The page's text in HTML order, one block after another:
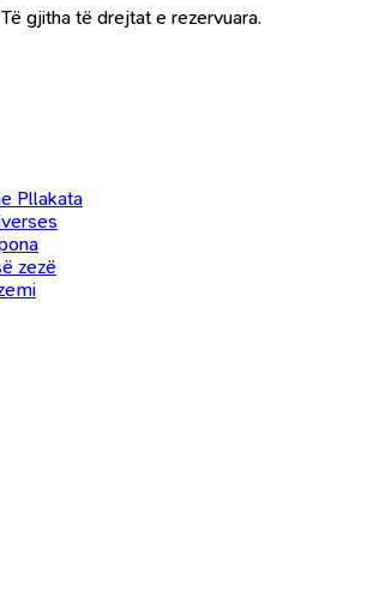
gjitha të drejtat e rezervuara.
Pllakata
zezë